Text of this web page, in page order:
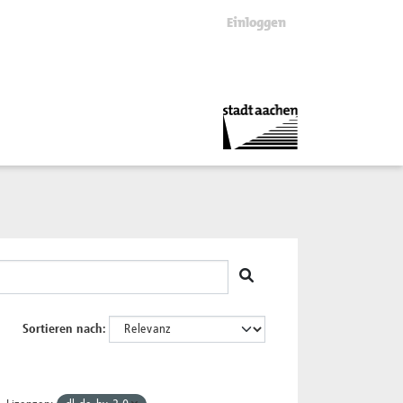
Einloggen
Sortieren nach